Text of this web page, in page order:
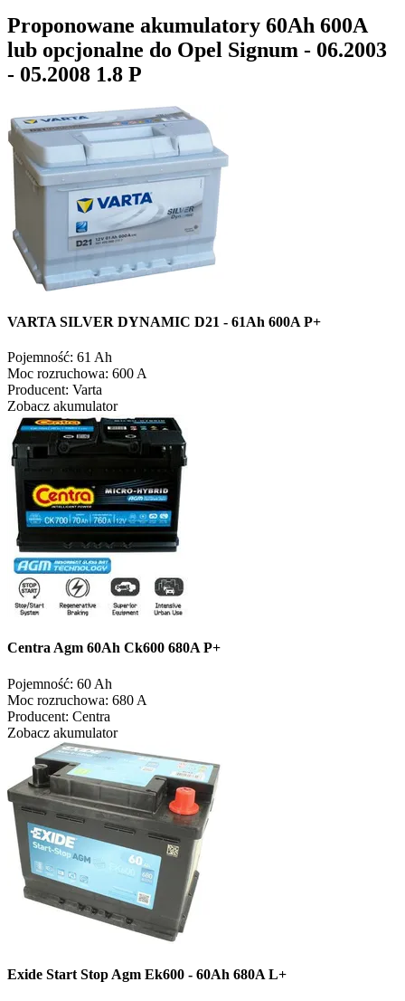
Proponowane akumulatory 60Ah 600A
lub opcjonalne do Opel Signum - 06.2003
- 05.2008 1.8 P
VARTA SILVER DYNAMIC D21 - 61Ah 600A P+
Pojemność: 61 Ah
Moc rozruchowa: 600 A
Producent: Varta
Zobacz akumulator
Centra Agm 60Ah Ck600 680A P+
Pojemność: 60 Ah
Moc rozruchowa: 680 A
Producent: Centra
Zobacz akumulator
Exide Start Stop Agm Ek600 - 60Ah 680A L+